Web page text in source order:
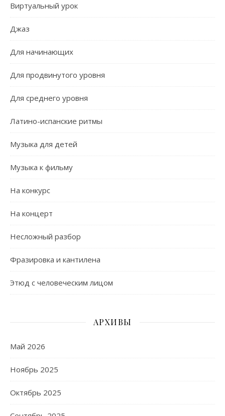
Виртуальный урок
Джаз
Для начинающих
Для продвинутого уровня
Для среднего уровня
Латино-испанские ритмы
Музыка для детей
Музыка к фильму
На конкурс
На концерт
Несложный разбор
Фразировка и кантилена
Этюд с человеческим лицом
АРХИВЫ
Май 2026
Ноябрь 2025
Октябрь 2025